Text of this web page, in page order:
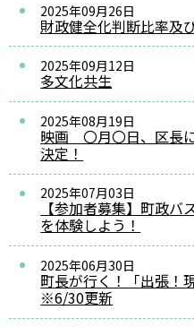
2025年09月26日
財政健全化判断比率及
2025年09月12日
多文化共生
2025年08月19日
映画 〇月〇日、区長
決定！
2025年07月03日
【参加者募集】町政
を体験しよう！
2025年06月30日
町長が行く！「出張！
※6/30更新